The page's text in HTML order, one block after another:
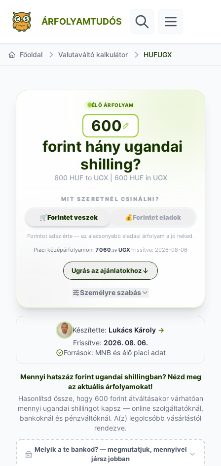
ÁRFOLYAMTUDÓS
Főoldal Valutaváltó kalkulátor HUFUGX
ÉLŐ ÁRFOLYAM
600
forint hány ugandai
shilling?
600 HUF to UGX | 600 HUF in UGX
Piaci középárfolyamon: 7060 ,39 UGXFrissítve: 2026-08-06
Személyre szabás
MIT SZERETNÉL CSINÁLNI?
🛒Forintet veszek 💰Forintet eladok
Forintot adsz érte — az alacsonyabb eladási árfolyam a jó neked.
Ugrás az ajánlatokhoz
Készítette: Lukács Károly →
Frissítve: 2026. 08. 06.
Források: MNB és élő piaci adat
Mennyi hatszáz forint ugandai shillingban? Nézd meg
az aktuális árfolyamokat!
Hasonlítsd össze, hogy 600 forint átváltásakor várhatóan
mennyi ugandai shillingot kapsz — online szolgáltatóknál,
bankoknál és pénzváltóknál. A(z) legolcsóbb vásárlástól
rendezve.
Melyik a te bankod? — megmutatjuk, mennyivel
jársz jobban